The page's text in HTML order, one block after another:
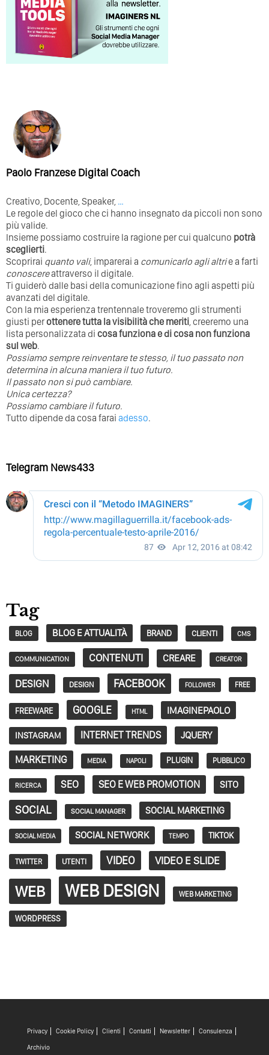
Paolo Franzese Digital Coach
Creativo, Docente, Speaker, …
Le regole del gioco che ci hanno insegnato da piccoli non sono
più valide.
Insieme possiamo costruire la ragione per cui qualcuno potrà
sceglierti.
Scoprirai quanto vali, imparerai a comunicarlo agli altrie a farti
conoscereattraverso il digitale.
Ti guiderò dalle basi della comunicazione fino agli aspetti più
avanzati del digitale.
Con la mia esperienza trentennale troveremo gli strumenti
giusti perottenere tutta la visibilità che meriti, creeremo una
lista personalizzata di cosa funziona e di cosa non funziona
sul web.
Possiamo sempre reinventare te stesso, il tuo passato non
determina in alcuna maniera il tuo futuro. ⁣
⁣Il passato non si può cambiare.
Unica certezza?
Possiamo cambiare il futuro.
Tutto dipende da cosa farai adesso.
Telegram News433
Tag
BLOG BLOG E ATTUALITÀ BRAND CLIENTI CMS
COMMUNICATION CONTENUTI CREARE CREATOR
DESIGN DESIGN FACEBOOK FOLLOWER FREE
FREEWARE GOOGLE HTML IMAGINEPAOLO
INSTAGRAM INTERNET TRENDS JQUERY
MARKETING MEDIA NAPOLI PLUGIN PUBBLICO
RICERCA SEO SEO E WEB PROMOTION SITO
SOCIAL SOCIAL MANAGER SOCIAL MARKETING
SOCIAL MEDIA SOCIAL NETWORK TEMPO TIKTOK
TWITTER UTENTI VIDEO VIDEO E SLIDE
WEB WEB DESIGN WEB MARKETING
WORDPRESS
Privacy Cookie Policy Clienti Contatti Newsletter Consulenza
Archivio